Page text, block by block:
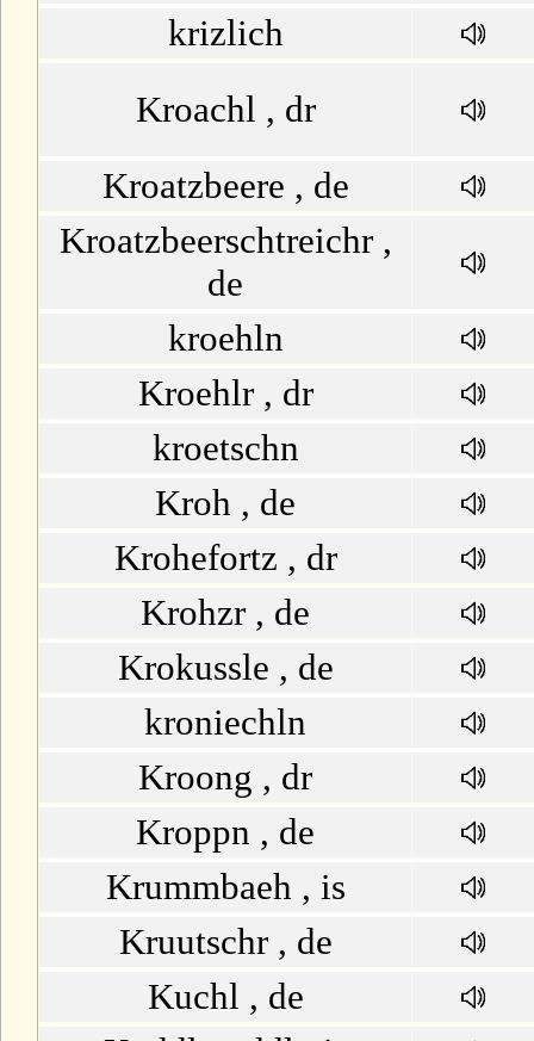
krizlich
Kroachl , dr
Kroatzbeere , de
Kroatzbeerschtreichr ,
de
kroehln
Kroehlr , dr
kroetschn
Kroh , de
Krohefortz , dr
Krohzr , de
Krokussle , de
kroniechln
Kroong , dr
Kroppn , de
Krummbaeh , is
Kruutschr , de
Kuchl , de